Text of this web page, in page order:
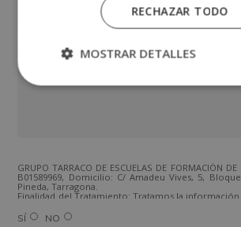
GRUPO TARRACO DE ESCUELAS DE FORMACIÓN
B01589969, Domicilio: C/ Amadeu Vives, 5,
Pineda, Tarragona.
Finalidad del Tratamiento: Tratamos la
los productos ofrecidos y otros tipo de
interés.
SÍ NO
RECHAZAR TODO
MOSTRAR DETALLES